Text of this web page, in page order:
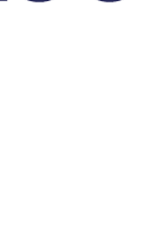
de la
centre de